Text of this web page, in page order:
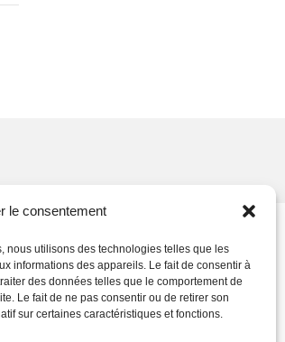
le consentement
nous utilisons des technologies telles que les
informations des appareils. Le fait de consentir à
des données telles que le comportement de
Le fait de ne pas consentir ou de retirer son
sur certaines caractéristiques et fonctions.